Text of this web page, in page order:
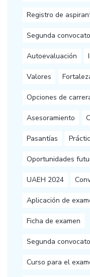
Registro de
Segunda
Autoevaluación
Valores
Opciones de
Asesoramiento
Pasantías
Oportunidades
UAEH 2024
Aplicación de
Ficha de examen
Segunda
Curso para el